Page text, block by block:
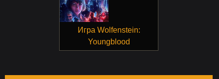
Игра Wolfenstein:
Youngblood